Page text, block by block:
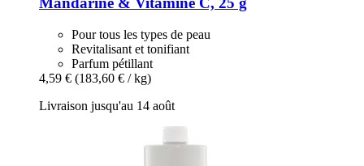
Pour tous les types de peau
Revitalisant et tonifiant
Parfum pétillant
4,59 € (183,60 € / kg)
Livraison jusqu'au 14 août